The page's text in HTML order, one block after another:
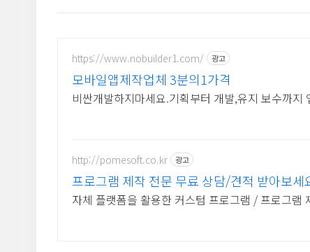
https://www.nobuilder1.com/ 광고
모바일앱제작업체 3분의1가격
비싼개발하지마세요.기획부터 개발,유지 보수까지
http://pomesoft.co.kr 광고
프로그램 제작 전문 무료 상담/견적 받아보세
자체 플랫폼을 활용한 커스텀 프로그램 / 프로그램